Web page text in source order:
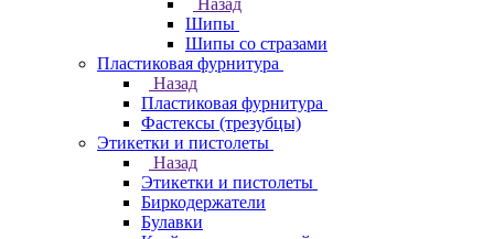
Назад
Шипы
Шипы со стразами
Пластиковая фурнитура
Назад
Пластиковая фурнитура
Фастексы (трезубцы)
Этикетки и пистолеты
Назад
Этикетки и пистолеты
Биркодержатели
Булавки